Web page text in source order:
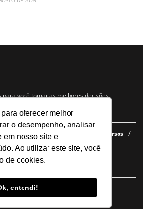
oferecer melhor
o desempenho, analisar
em nosso site e
Ao utilizar este site, você
de cookies.
entendi!
para você tomar as melhores decisões.
somos E-books gratuitos
Cursos